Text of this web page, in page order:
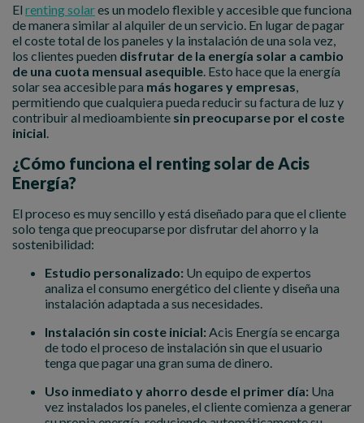
El renting solares un modelo flexible y accesible que funciona
de manera similar al alquiler de un servicio. En lugar de pagar
el coste total de los paneles y la instalación de una sola vez,
los clientes pueden disfrutar de la energía solar a cambio
de una cuota mensual asequible . Esto hace que la energía
solar sea accesible para más hogares y empresas
permitiendo que cualquiera pueda reducir su factura de luz y
contribuir al medioambiente sin preocuparse por el coste
inicial
¿Cómo funciona el renting solar de Acis
Energía?
El proceso es muy sencillo y está diseñado para que el cliente
solo tenga que preocuparse por disfrutar del ahorro y la
sostenibilidad:
Estudio personalizado: Un equipo de expertos
analiza el consumo energético del cliente y diseña una
instalación adaptada a sus necesidades.
Instalación sin coste inicial: Acis Energía se encarga
de todo el proceso de instalación sin que el usuario
tenga que pagar una gran suma de dinero.
Uso inmediato y ahorro desde el primer día: Una
vez instalados los paneles, el cliente comienza a generar